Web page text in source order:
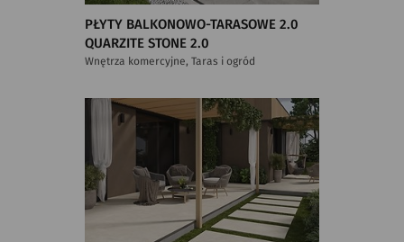
PŁYTY BALKONOWO-TARASOWE 2.0
QUARZITE STONE 2.0
Wnętrza komercyjne, Taras i ogród